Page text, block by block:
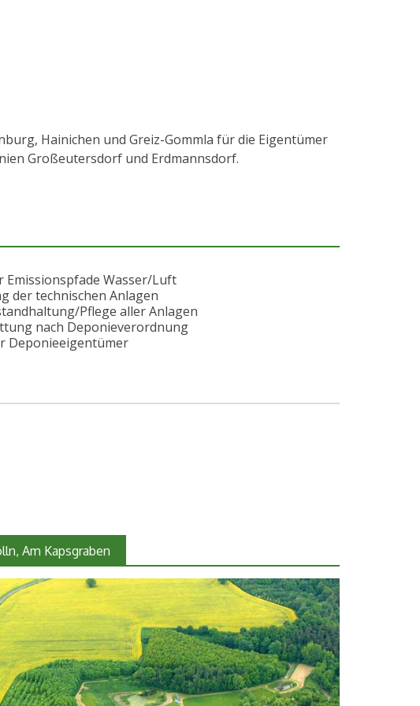
Hainichen und Greiz-Gommla für die Eigentümer
Großeutersdorf und Erdmannsdorf.
Emissionspfade Wasser/Luft
der technischen Anlagen
Pflege aller Anlagen
nach Deponieverordnung
Deponieeigentümer
Am Kapsgraben